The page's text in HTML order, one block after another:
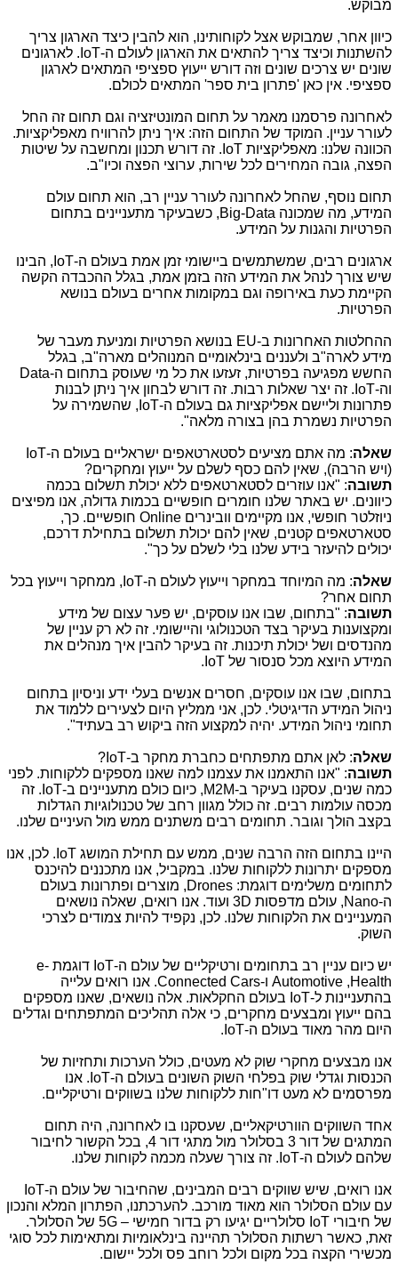
מבוקש.
כיוון אחר, שמבוקש אצל לקוחותינו, הוא להבין כיצד הארגון צריך
להשתנות וכיצד צריך להתאים את הארגון לעולם ה-IoT . לארגונים
שונים יש צרכים שונים וזה דורש ייעוץ ספציפי המתאים לארגון
ספציפי. אין כאן 'פתרון בית ספר' המתאים לכולם.
לאחרונה פרסמנו מאמר על תחום המונטיזציה וגם תחום זה החל
לעורר עניין. המוקד של התחום הזה: איך ניתן להרוויח מאפליקציות.
הכוונה שלנו: מאפליקציות IoT . זה דורש תכנון ומחשבה על שיטות
הפצה, גובה המחירים לכל שירות, ערוצי הפצה וכיו"ב.
תחום נוסף, שהחל לאחרונה לעורר עניין רב, הוא תחום עולם
המידע, מה שמכונה Big-Data, כשבעיקר מתעניינים בתחום
הפרטיות והגנות על המידע.
ארגונים רבים, שמשתמשים ביישומי זמן אמת בעולם ה-IoT , הבינו
שיש צורך לנהל את המידע הזה בזמן אמת, בגלל ההכבדה הקשה
הקיימת כעת באירופה וגם במקומות אחרים בעולם בנושא
הפרטיות.
ההחלטות האחרונות ב-EU בנושא הפרטיות ומניעת מעבר של
מידע לארה"ב ולעננים בינלאומיים המנוהלים מארה"ב, בגלל
החשש מפגיעה בפרטיות, זעזעו את כל מי שעוסק בתחום ה-Data
וה-IoT . זה יצר שאלות רבות. זה דורש לבחון איך ניתן לבנות
פתרונות וליישם אפליקציות גם בעולם ה-IoT , שהשמירה על
הפרטיות נשמרת בהן בצורה מלאה".
שאלה: מה אתם מציעים לסטארטאפים ישראליים בעולם ה-IoT
(ויש הרבה), שאין להם כסף לשלם על ייעוץ ומחקרים?
תשובה: "אנו עוזרים לסטארטאפים ללא יכולת תשלום בכמה
כיוונים. יש באתר שלנו חומרים חופשיים בכמות גדולה, אנו מפיצים
ניוזלטר חופשי, אנו מקיימים וובינרים Online חופשיים. כך,
סטארטאפים קטנים, שאין להם יכולת תשלום בתחילת דרכם,
יכולים להיעזר בידע שלנו בלי לשלם על כך".
שאלה: מה המיוחד במחקר וייעוץ לעולם ה-IoT , ממחקר וייעוץ בכל
תחום אחר?
תשובה: "בתחום, שבו אנו עוסקים, יש פער עצום של מידע
ומקצוענות בעיקר בצד הטכנולוגי והיישומי. זה לא רק עניין של
מהנדסים ושל יכולת תיכנות. זה בעיקר להבין איך מנהלים את
המידע היוצא מכל סנסור של IoT
.
בתחום, שבו אנו עוסקים, חסרים אנשים בעלי ידע וניסיון בתחום
ניהול המידע הדיגיטלי. לכן, אני ממליץ היום לצעירים ללמוד את
תחומי ניהול המידע. יהיה למקצוע הזה ביקוש רב בעתיד".
שאלה: לאן אתם מתפתחים כחברת מחקר ב-IoT
?
תשובה: "אנו התאמנו את עצמנו למה שאנו מספקים ללקוחות. לפני
כמה שנים, עסקנו בעיקר ב-M2M, כיום כולם מתעניינים ב-IoT . זה
מכסה עולמות רבים. זה כולל מגוון רחב של טכנולוגיות הגדלות
בקצב הולך וגובר. תחומים רבים משתנים ממש מול העיניים שלנו.
היינו בתחום הזה הרבה שנים, ממש עם תחילת המושג IoT . לכן, אנו
מספקים יתרונות ללקוחות שלנו. במקביל, אנו מתכננים להיכנס
לתחומים משלימים דוגמת: Drones, מוצרים ופתרונות בעולם
ה-Nano, עולם מדפסות 3D ועוד. אנו רואים, שאלה נושאים
המעניינים את הלקוחות שלנו. לכן, נקפיד להיות צמודים לצרכי
השוק.
יש כיום עניין רב בתחומים ורטיקליים של עולם ה-IoT דוגמת e-
Health
,
Automotive ו-Connected Cars. אנו רואים עלייה
בהתעניינות ל-IoT בעולם החקלאות. אלה נושאים, שאנו מספקים
בהם ייעוץ ומבצעים מחקרים, כי אלה תהליכים המתפתחים וגדלים
היום מהר מאוד בעולם ה-IoT
.
אנו מבצעים מחקרי שוק לא מעטים, כולל הערכות ותחזיות של
הכנסות וגדלי שוק בפלחי השוק השונים בעולם ה-IoT . אנו
מפרסמים לא מעט דו"חות ללקוחות שלנו בשווקים ורטיקליים.
אחד השווקים הוורטיקאליים, שעסקנו בו לאחרונה, היה תחום
המתגים של דור 3 בסלולר מול מתגי דור 4, בכל הקשור לחיבור
שלהם לעולם ה-IoT . זה צורך שעלה מכמה לקוחות שלנו.
אנו רואים, שיש שווקים רבים המבינים, שהחיבור של עולם ה-IoT
עם עולם הסלולר הוא מאוד מורכב. להערכתנו, הפתרון המלא והנכון
של חיבורי IoT סלולריים יגיעו רק בדור חמישי – 5G של הסלולר.
זאת, כאשר רשתות הסלולר תהיינה בינלאומיות ומתאימות לכל סוגי
מכשירי הקצה בכל מקום ולכל רוחב פס ולכל יישום.